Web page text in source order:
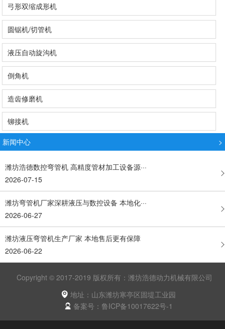
弓形双缩成形机
圆锯机/切管机
液压自动旋沟机
倒角机
造齿修磨机
铆接机
>
新闻中心
潍坊浩德数控弯管机 高精度管材加工设备源···
2026-07-15
潍坊弯管机厂家深耕液压与数控设备 本地化···
2026-06-27
潍坊液压弯管机生产厂家 本地售后更有保障
2026-06-22
Copyright © 2017-2019 版权所有：潍坊浩德动力机械有限公司
地址：山东潍坊寒亭区固堤工业园
备案号：鲁ICP备10017622号-1